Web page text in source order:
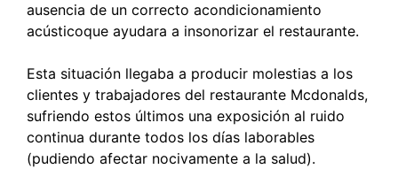
ausencia de un correcto acondicionamiento
acústicoque ayudara a insonorizar el restaurante.
Esta situación llegaba a producir molestias a los
clientes y trabajadores del restaurante Mcdonalds,
sufriendo estos últimos una exposición al ruido
continua durante todos los días laborables
(pudiendo afectar nocivamente a la salud).